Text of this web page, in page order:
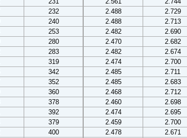
232 2.488 2.729
240 2.488 2.713
253 2.482 2.690
280 2.470 2.682
283 2.482 2.674
319 2.474 2.700
342 2.485 2.711
352 2.485 2.683
360 2.468 2.712
378 2.460 2.698
392 2.474 2.695
379 2.459 2.700
400 2.478 2.671